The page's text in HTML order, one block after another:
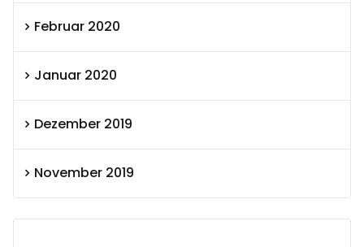
Februar 2020
Januar 2020
Dezember 2019
November 2019